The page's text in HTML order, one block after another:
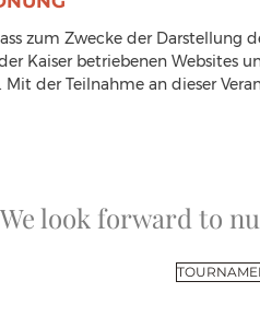
zum Zwecke der
Kaiser betriebenen Websites
der Teilnahme an dieser
We look forward to